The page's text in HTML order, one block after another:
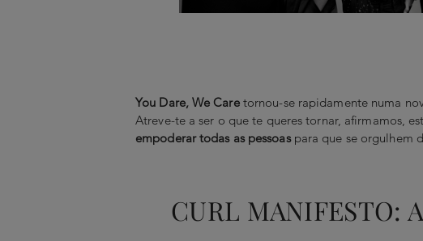
You Dare, We Caretornou-se rapidamente numa
Atreve-te a ser o que te queres tornar, afirmamos,
empoderar todas as pessoaspara que se orgulhem
CURL MANIFESTO: